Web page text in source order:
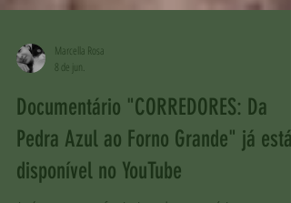
Marcella Rosa
8 de jun.
Documentário "CORREDORES: Da
Pedra Azul ao Forno Grande" já está